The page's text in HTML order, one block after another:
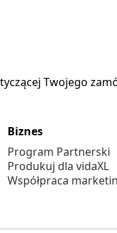
Twojego
Biznes
Program Partnerski
Produkuj dla vidaXL
Współpraca